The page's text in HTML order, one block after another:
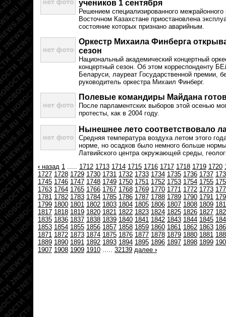
учеников 1 сентября
Решением специализированного межрайонного
Восточном Казахстане приостановлена
состояние которых признано аварийным.
Оркестр Михаила Финберга
сезон
Национальный академический концертный
концертный сезон. Об этом корреспонденту
Беларуси, лауреат Государственной премии,
руководитель оркестра Михаил Финберг.
Полевые командиры Майдана
После парламентских выборов этой осенью
протесты, как в 2004 году.
Нынешнее лето соответствовало
Средняя температура воздуха летом этого
норме, но осадков было немного больше
Латвийского центра окружающей среды,
‹ назад 1 ..... 1712 1713 1714 1715 1716 1717 1718 1719 1720
1727 1728 1729 1730 1731 1732 1733 1734 1735 1736 1737
1745 1746 1747 1748 1749 1750 1751 1752 1753 1754 1755
1763 1764 1765 1766 1767 1768 1769 1770 1771 1772 1773
1781 1782 1783 1784 1785 1786 1787 1788 1789 1790 1791
1799 1800 1801 1802 1803 1804 1805 1806 1807 1808 1809
1817 1818 1819 1820 1821 1822 1823 1824 1825 1826 1827
1835 1836 1837 1838 1839 1840 1841 1842 1843 1844 1845
1853 1854 1855 1856 1857 1858 1859 1860 1861 1862 1863
1871 1872 1873 1874 1875 1876 1877 1878 1879 1880 1881
1889 1890 1891 1892 1893 1894 1895 1896 1897 1898 1899
1907 1908 1909 1910 ..... 32139 далее ›